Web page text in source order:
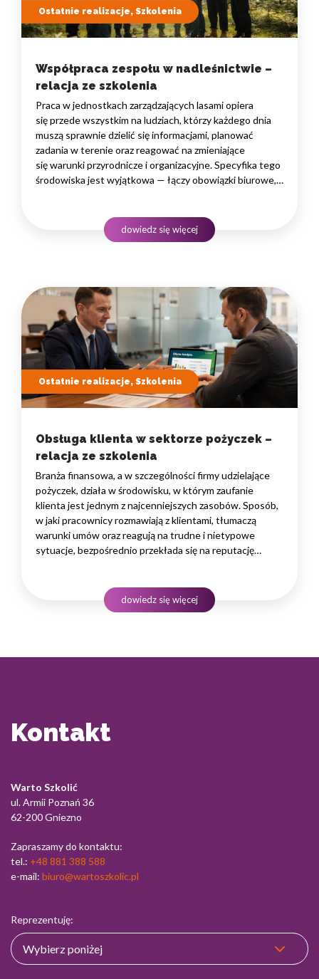
Ostatnie realizacje, Szkolenia
Współpraca zespołu w nadleśnictwie –
relacja ze szkolenia
Praca w jednostkach zarządzających lasami opiera
się przede wszystkim na ludziach, którzy każdego dnia
muszą sprawnie dzielić się informacjami, planować
zadania w terenie oraz reagować na zmieniające
się warunki przyrodnicze i organizacyjne. Specyfika tego
środowiska jest wyjątkowa — łączy obowiązki biurowe,
podejmowania decyzji. W takim środowisku
to nie pojedyncze kompetencje, lecz dobrze…
dowiedz się więcej
Ostatnie realizacje, Szkolenia
Obsługa klienta w sektorze pożyczek –
relacja ze szkolenia
Branża finansowa, a w szczególności firmy udzielające
pożyczek, działa w środowisku, w którym zaufanie
klienta jest jednym z najcenniejszych zasobów. Sposób,
w jaki pracownicy rozmawiają z klientami, tłumaczą
warunki umów oraz reagują na trudne i nietypowe
sytuacje, bezpośrednio przekłada się na reputację
produktowej, lecz także rozwiniętych kompetencji
komunikacyjnych, empatii…
dowiedz się więcej
Kontakt
Warto Szkolić
ul. Armii Poznań 36
62-200 Gniezno
Zapraszamy do kontaktu:
tel.: +48 881 388 588
e-mail: biuro@wartoszkolic.pl
Reprezentuję: